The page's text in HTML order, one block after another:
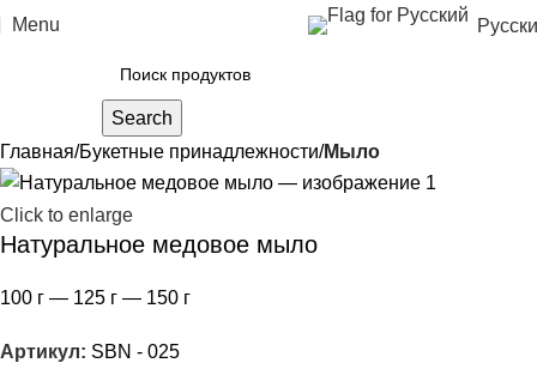
Menu
Search
Главная Букетные принадлежности Мыло
Click to enlarge
Натуральное медовое мыло
100 г — 125 г — 150 г
Артикул: SBN - 025